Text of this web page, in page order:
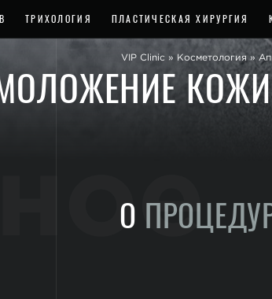
ТРИХОЛОГИЯ ПЛАСТИЧЕСКАЯ ХИРУРГИЯ
VIP Clinic » Косметология »
КОЖИ
О